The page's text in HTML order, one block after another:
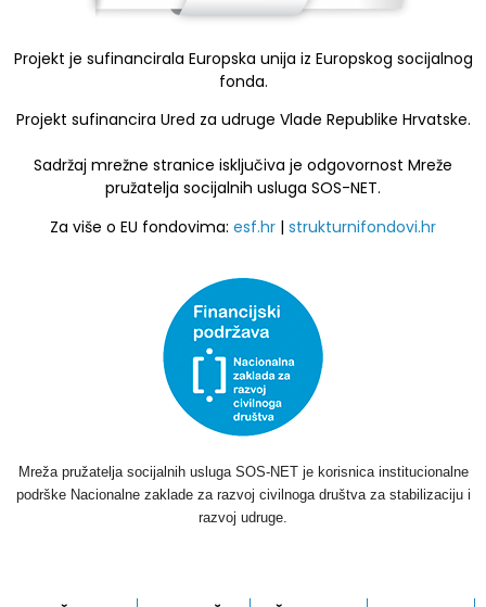
Projekt je sufinancirala Europska unija iz Europskog socijalnog
fonda.
Projekt sufinancira Ured za udruge Vlade Republike Hrvatske.
Sadržaj mrežne stranice isključiva je odgovornost Mreže
pružatelja socijalnih usluga SOS-NET.
Za više o EU fondovima: esf.hr | strukturnifondovi.hr
Mreža pružatelja socijalnih usluga SOS-NET je korisnica institucionalne
podrške Nacionalne zaklade za razvoj civilnoga društva za stabilizaciju i
razvoj udruge.